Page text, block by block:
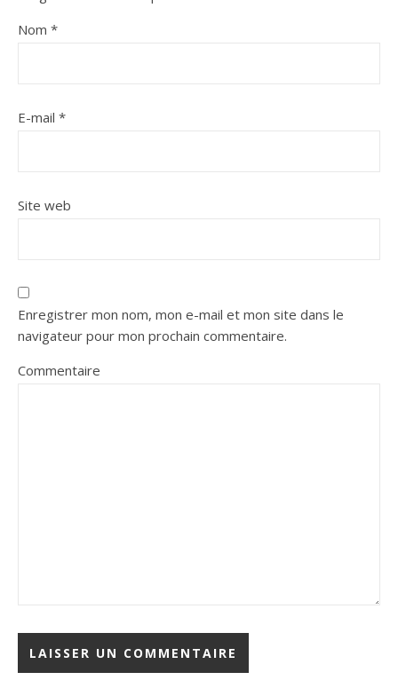
Nom *
E-mail *
Site web
Enregistrer mon nom, mon e-mail et mon site dans le
navigateur pour mon prochain commentaire.
Commentaire